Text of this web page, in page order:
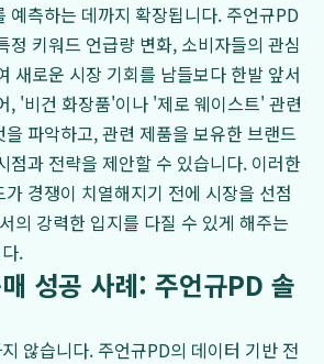
예측하는 데까지 확장됩니다. 주언규PD
정 키워드 언급량 변화, 소비자들의 관심
새로운 시장 기회를 남들보다 한발 앞서
, '비건 화장품'이나 '제로 웨이스트' 관련
파악하고, 관련 제품을 보유한 브랜드
점과 전략을 제안할 수 있습니다. 이러한
경쟁이 치열해지기 전에 시장을 선점
의 강력한 입지를 다질 수 있게 해주는
.
성공 사례: 주언규PD 솔
않습니다. 주언규PD의 데이터 기반 전